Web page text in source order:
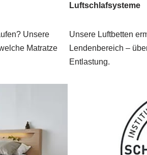
Unsere
Matratze
Luftschlafsysteme
Unsere Luftbetten
Lendenbereich –
Entlastung.